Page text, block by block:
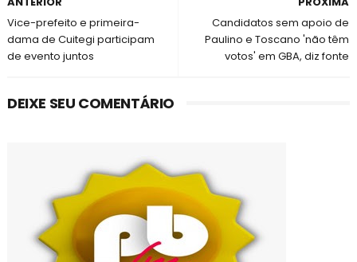
Candidatos sem apoio de
Paulino e Toscano 'não têm
votos' em GBA, diz fonte
Vice-prefeito e primeira-
dama de Cuitegi participam
de evento juntos
DEIXE SEU COMENTÁRIO